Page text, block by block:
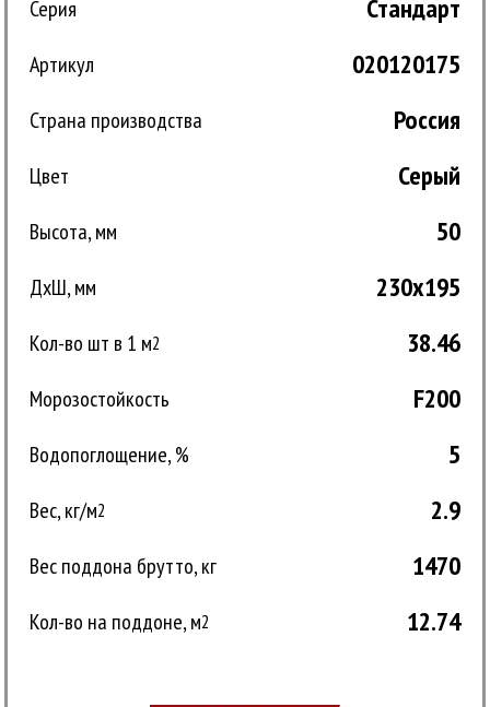
Серия Стандарт
Артикул 020120175
Страна производства Россия
Цвет Серый
Высота, мм 50
ДxШ, мм 230x195
Кол-во шт в 1 м2 38.46
Морозостойкость F200
Водопоглощение, % 5
Вес, кг/м2 2.9
Вес поддона брутто, кг 1470
Кол-во на поддоне, м2 12.74